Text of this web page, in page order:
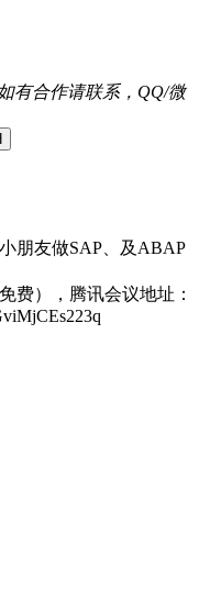
有合作请联系，QQ/微
朋友做SAP、及ABAP
费），腾讯会议地址：